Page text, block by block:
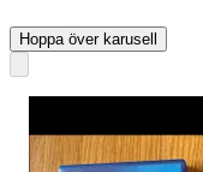
Hoppa över karusell